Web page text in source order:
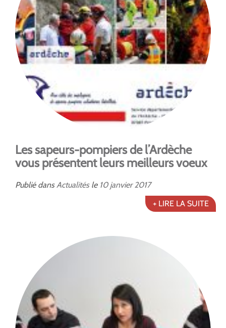
Les sapeurs-pompiers de l’Ardèche
vous présentent leurs meilleurs voeux
Publié dans Actualitésle 10 janvier 2017
+ LIRE LA SUITE